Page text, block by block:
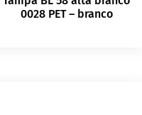
0028 PET – branco